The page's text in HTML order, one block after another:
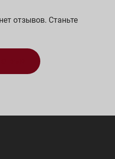
отзывов. Станьте